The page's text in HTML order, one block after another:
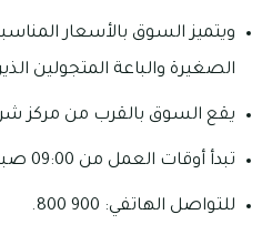
ويتميز السوق بالأسعار
الصغيرة والباعة المتجولين
يقع السوق بالقرب من مركز
تبدأ أوقات العمل من 09:00 صباحاً – 10:00 مساءً (السبت – الخميس).
للتواصل الهاتفي: 900 800.